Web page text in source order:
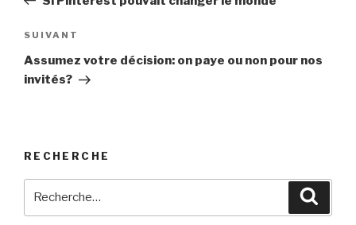
l’article
Article
suivant
SUIVANT
Assumez votre décision: on paye ou non pour nos
invités?
RECHERCHE